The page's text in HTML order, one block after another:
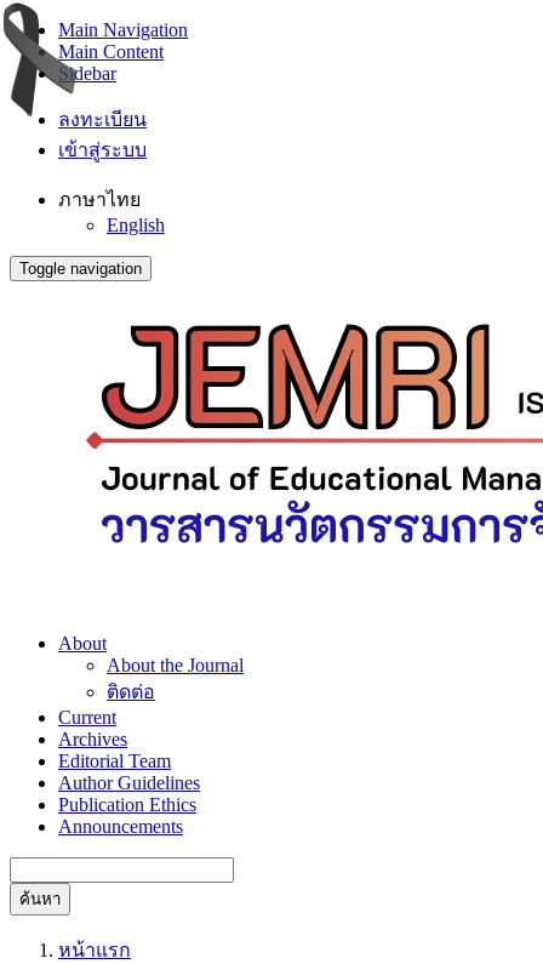
Main Navigation
Main Content
Sidebar
ลงทะเบียน
เข้าสู่ระบบ
ภาษาไทย
English
Toggle navigation
About
About the Journal
ติดต่อ
Current
Archives
Editorial Team
Author Guidelines
Publication Ethics
Announcements
ค้นหา
หน้าแรก